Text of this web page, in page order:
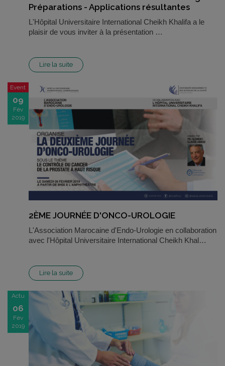
Préparations - Applications résultantes
L'Hôpital Universitaire International Cheikh Khalifa a le
plaisir de vous inviter à la présentation …
Lire la suite
Event
09
Fév
2019
2ÈME JOURNÉE D'ONCO-UROLOGIE
L'Association Marocaine d'Endo-Urologie en collaboration
avec l'Hôpital Universitaire International Cheikh Khal…
Lire la suite
Actu
06
Fév
2019